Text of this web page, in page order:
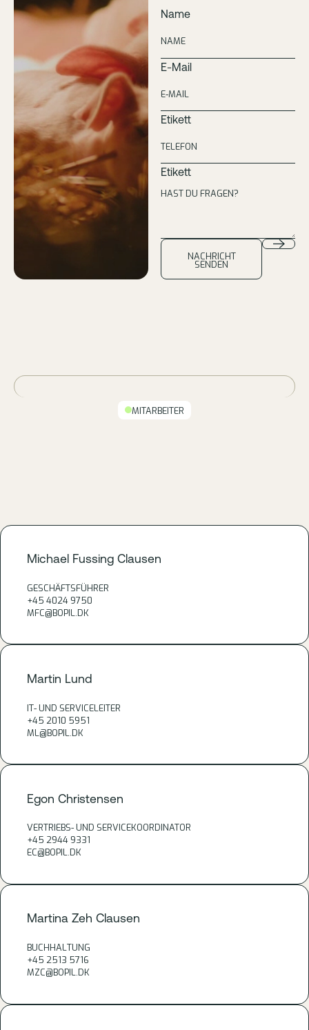
Name
E-Mail
Etikett
Etikett
NACHRICHT
SENDEN
MITARBEITER
Michael Fussing Clausen
GESCHÄFTSFÜHRER
+45 4024 9750
MFC@BOPIL.DK
Martin Lund
IT- UND SERVICELEITER
+45 2010 5951
ML@BOPIL.DK
Egon Christensen
VERTRIEBS- UND SERVICEKOORDINATOR
+45 2944 9331
EC@BOPIL.DK
Martina Zeh Clausen
BUCHHALTUNG
+45 2513 5716
MZC@BOPIL.DK